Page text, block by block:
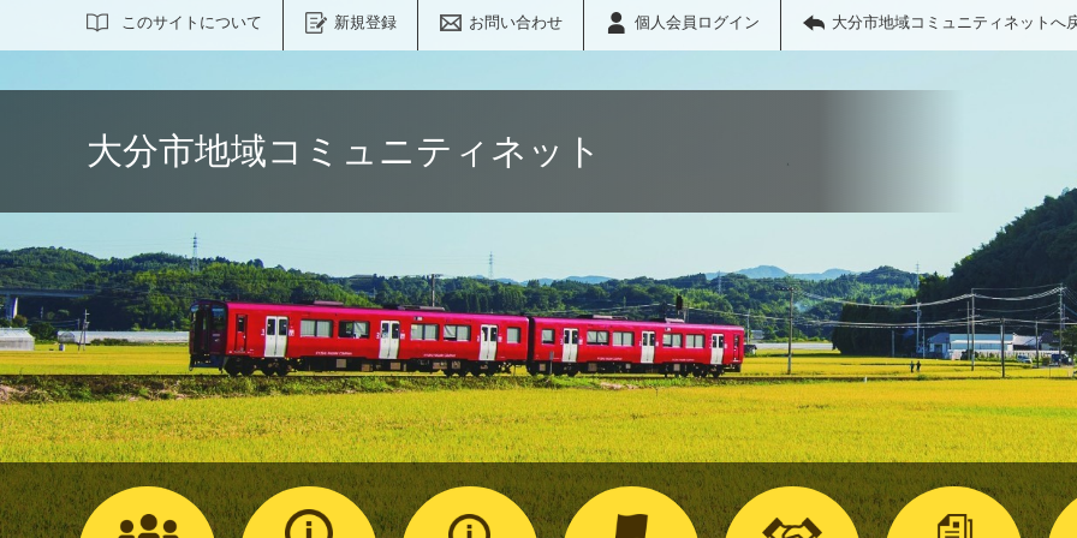
このサイトについて 新規登録 お問い合わせ 個人会員ログイン 大分市地域コミュニティネットへ
サイト内検索
大分市地域コミュニティネット